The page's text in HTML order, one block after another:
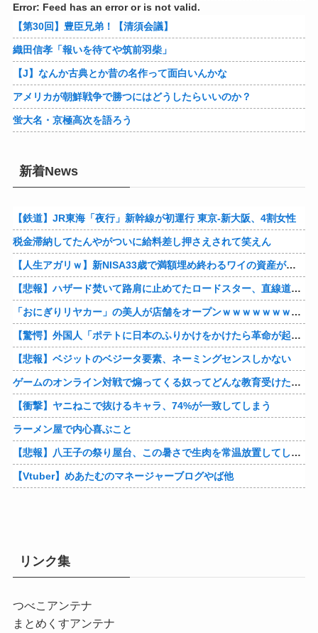
Error: Feed has an error or is not valid.
【第30回】豊臣兄弟！【清須会議】
織田信孝「報いを待てや筑前羽柴」
【J】なんか古典とか昔の名作って面白いんかな
アメリカが朝鮮戦争で勝つにはどうしたらいいのか？
蛍大名・京極高次を語ろう
新着News
【鉄道】JR東海「夜行」新幹線が初運行 東京-新大阪、4割女性
税金滞納してたんやがついに給料差し押さえされて笑えん
【人生アガリｗ】新NISA33歳で満額埋め終わるワイの資産がこちらァ！！！！！！！！！！
【悲報】ハザード焚いて路肩に止めてたロードスター、直線道路なのに容赦なく突っ込まれる
「おにぎりリヤカー」の美人が店舗をオープンｗｗｗｗｗｗｗｗｗｗｗｗ
【驚愕】外国人「ポテトに日本のふりかけをかけたら革命が起きた」→世界中で中毒者が続出w
【悲報】ベジットのベジータ要素、ネーミングセンスしかない
ゲームのオンライン対戦で煽ってくる奴ってどんな教育受けたんや
【衝撃】ヤニねこで抜けるキャラ、74%が一致してしまう
ラーメン屋で内心喜ぶこと
【悲報】八王子の祭り屋台、この暑さで生肉を常温放置してしまう…？他
【Vtuber】めあたむのマネージャーブログやば他
リンク集
つべこアンテナ
まとめくすアンテナ